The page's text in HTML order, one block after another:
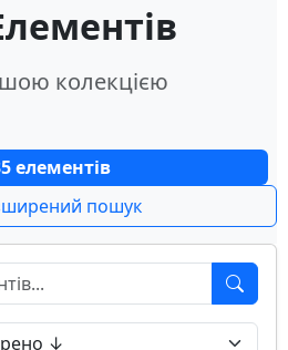
колекцією
елементів
пошук